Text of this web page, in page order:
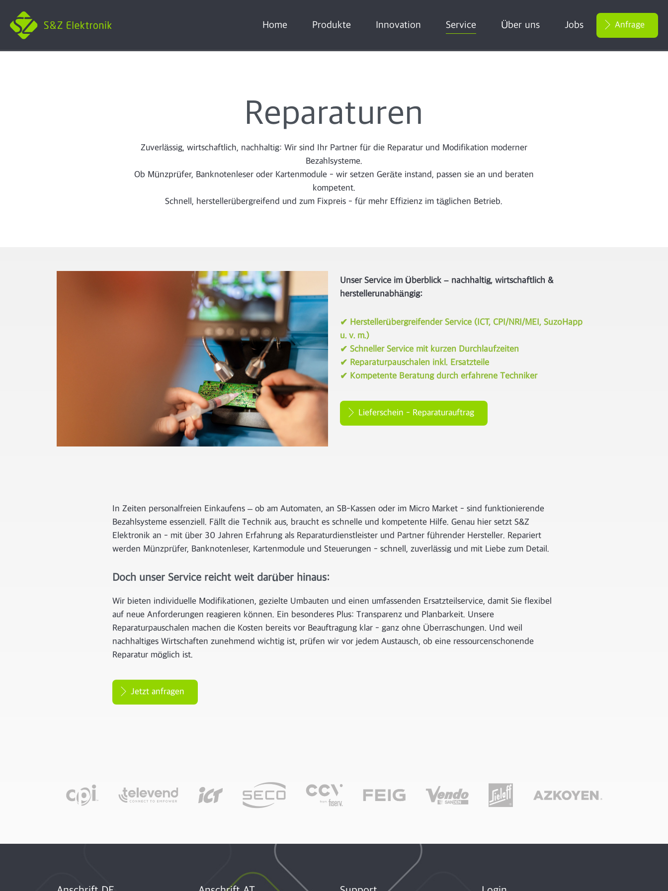
Home Produkte Innovation Service Über uns Jobs Anfrage
Reparaturen
Zuverlässig, wirtschaftlich, nachhaltig: Wir sind Ihr Partner für die Reparatur und Modifikation moderner
Bezahlsysteme.
Ob Münzprüfer, Banknotenleser oder Kartenmodule - wir setzen Geräte instand, passen sie an und beraten
kompetent.
Schnell, herstellerübergreifend und zum Fixpreis - für mehr Effizienz im täglichen Betrieb.
Unser Service im Überblick – nachhaltig, wirtschaftlich &
herstellerunabhängig:
✔ Herstellerübergreifender Service (ICT, CPI/NRI/MEI, SuzoHapp
u. v. m.)
✔ Schneller Service mit kurzen Durchlaufzeiten
✔ Reparaturpauschalen inkl. Ersatzteile
✔ Kompetente Beratung durch erfahrene Techniker
Lieferschein - Reparaturauftrag
In Zeiten personalfreien Einkaufens – ob am Automaten, an SB-Kassen oder im Micro Market - sind funktionierende
Bezahlsysteme essenziell. Fällt die Technik aus, braucht es schnelle und kompetente Hilfe. Genau hier setzt S&Z
Elektronik an - mit über 30 Jahren Erfahrung als Reparaturdienstleister und Partner führender Hersteller. Repariert
werden Münzprüfer, Banknotenleser, Kartenmodule und Steuerungen - schnell, zuverlässig und mit Liebe zum Detail.
Doch unser Service reicht weit darüber hinaus:
Wir bieten individuelle Modifikationen, gezielte Umbauten und einen umfassenden Ersatzteilservice, damit Sie flexibel
auf neue Anforderungen reagieren können. Ein besonderes Plus: Transparenz und Planbarkeit. Unsere
Reparaturpauschalen machen die Kosten bereits vor Beauftragung klar - ganz ohne Überraschungen. Und weil
nachhaltiges Wirtschaften zunehmend wichtig ist, prüfen wir vor jedem Austausch, ob eine ressourcenschonende
Reparatur möglich ist.
Jetzt anfragen